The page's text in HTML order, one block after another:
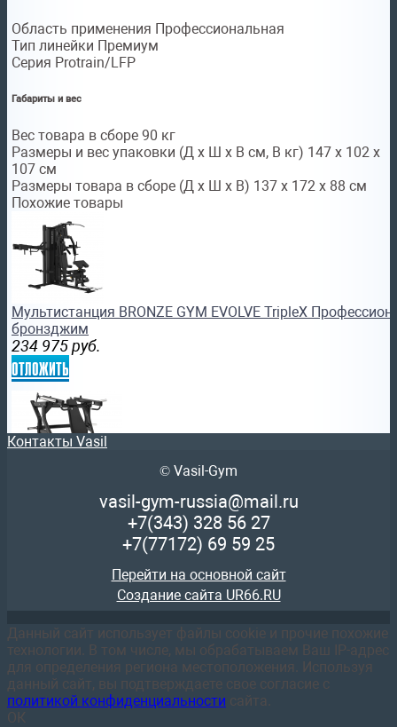
Область применения Профессиональная
Тип линейки Премиум
Серия Protrain/LFP
Габариты и вес
Вес товара в сборе 90 кг
Размеры и вес упаковки (Д x Ш x В см, В кг) 147 х 102 х
107 см
Размеры товара в сборе (Д x Ш x В) 137 х 172 х 88 см
Похожие товары
Мультистанция BRONZE GYM EVOLVE TripleX
бронзджим
234 975 руб.
отложить
Плечевой жим наклонный на свободных весах Protrain
Профессиональный тренажер
Силовой комплекс DFC D7009 мультистанция
73 711 руб.
отложить
Контакты Vasil
© Vasil-Gym
vasil-gym-russia@mail.ru
+7(343) 328 56 27
+7(77172) 69 59 25
Перейти на основной сайт
Создание сайта UR66.RU
Данный сайт использует файлы cookie и прочие похожие
технологии. В том числе, мы обрабатываем Ваш IP-адрес
для определения региона местоположения. Используя
данный сайт, вы подтверждаете свое согласие с
политикой конфиденциальности сайта.
ОК